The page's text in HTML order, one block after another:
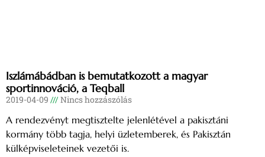
Iszlámábádban is bemutatkozott a magyar
sportinnováció, a Teqball
2019-04-09 Nincs hozzászólás
A rendezvényt megtisztelte jelenlétével a pakisztáni
kormány több tagja, helyi üzletemberek, és Pakisztán
külképviseleteinek vezetői is.